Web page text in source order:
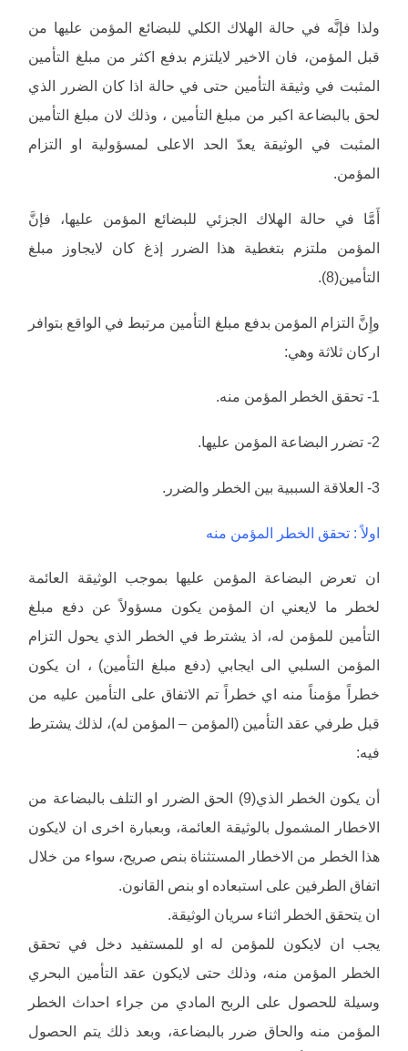
ولذا فإنَّه في حالة الهلاك الكلي للبضائع المؤمن عليها من
قبل المؤمن، فان الاخير لايلتزم بدفع اكثر من مبلغ التأمين
المثبت في وثيقة التأمين حتى في حالة اذا كان الضرر الذي
لحق بالبضاعة اكبر من مبلغ التأمين ، وذلك لان مبلغ التأمين
المثبت في الوثيقة يعدّ الحد الاعلى لمسؤولية او التزام
المؤمن.
أَمَّا في حالة الهلاك الجزئي للبضائع المؤمن عليها، فإنَّ
المؤمن ملتزم بتغطية هذا الضرر إذغ كان لايجاوز مبلغ
التأمين(8).
وإِنَّ التزام المؤمن بدفع مبلغ التأمين مرتبط في الواقع بتوافر
اركان ثلاثة وهي:
1- تحقق الخطر المؤمن منه.
2- تضرر البضاعة المؤمن عليها.
3- العلاقة السببية بين الخطر والضرر.
اولاً : تحقق الخطر المؤمن منه
ان تعرض البضاعة المؤمن عليها بموجب الوثيقة العائمة
لخطر ما لايعني ان المؤمن يكون مسؤولاً عن دفع مبلغ
التأمين للمؤمن له، اذ يشترط في الخطر الذي يحول التزام
المؤمن السلبي الى ايجابي (دفع مبلغ التأمين) ، ان يكون
خطراً مؤمناً منه اي خطراً تم الاتفاق على التأمين عليه من
قبل طرفي عقد التأمين (المؤمن – المؤمن له)، لذلك يشترط
فيه:
أن يكون الخطر الذي(9) الحق الضرر او التلف بالبضاعة من
الاخطار المشمول بالوثيقة العائمة، وبعبارة اخرى ان لايكون
هذا الخطر من الاخطار المستثناة بنص صريح، سواء من خلال
اتفاق الطرفين على استبعاده او بنص القانون.
ان يتحقق الخطر اثناء سريان الوثيقة.
يجب ان لايكون للمؤمن له او للمستفيد دخل في تحقق
الخطر المؤمن منه، وذلك حتى لايكون عقد التأمين البحري
وسيلة للحصول على الربح المادي من جراء احداث الخطر
المؤمن منه والحاق ضرر بالبضاعة، وبعد ذلك يتم الحصول